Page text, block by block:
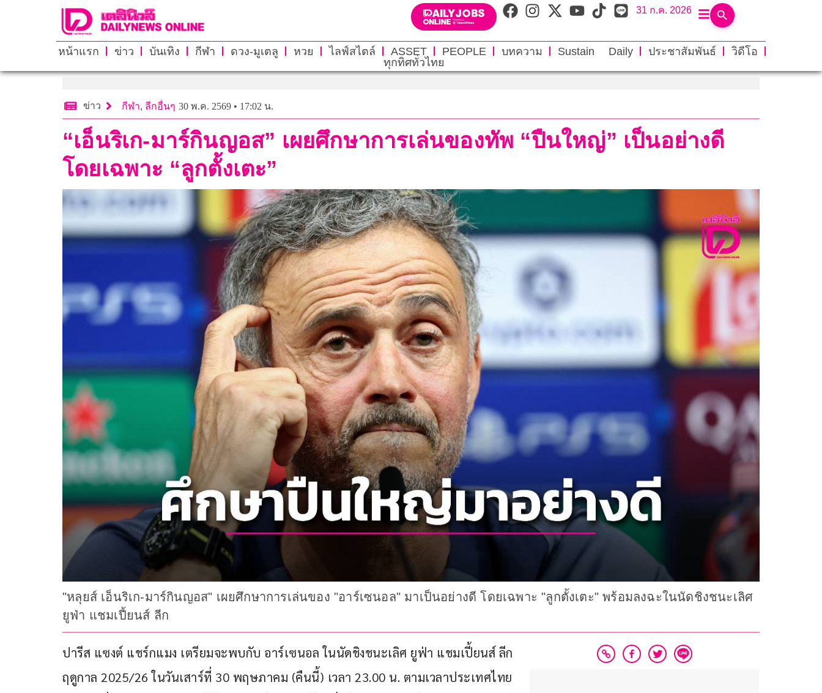
31 ก.ค. 2026
หน้าแรก ข่าว บันเทิง กีฬา ดวง-มูเตลู หวย ไลฟ์สไตล์ ASSET PEOPLE บทความ Sustain Daily ประชาสัมพันธ์
วิดีโอ
ทุกทิศทั่วไทย
ข่าว กีฬา, ลีกอื่นๆ 30 พ.ค. 2569 • 17:02 น.
“เอ็นริเก-มาร์กินญอส” เผยศึกษาการเล่นของทัพ “ปืนใหญ่” เป็นอย่างดี
โดยเฉพาะ “ลูกตั้งเตะ”
"หลุยส์ เอ็นริเก-มาร์กินญอส" เผยศึกษาการเล่นของ "อาร์เซนอล" มาเป็นอย่างดี โดยเฉพาะ "ลูกตั้งเตะ" พร้อมลงฉะในนัดชิงชนะเลิศ
ยูฟ่า แชมเปี้ยนส์ ลีก
ปารีส แซงต์ แชร์กแมง เตรียมจะพบกับ อาร์เซนอล ในนัดชิงชนะเลิศ ยูฟ่า แชมเปี้ยนส์ ลีก
ฤดูกาล 2025/26 ในวันเสาร์ที่ 30 พฤษภาคม (คืนนี้) เวลา 23.00 น. ตามเวลาประเทศไทย